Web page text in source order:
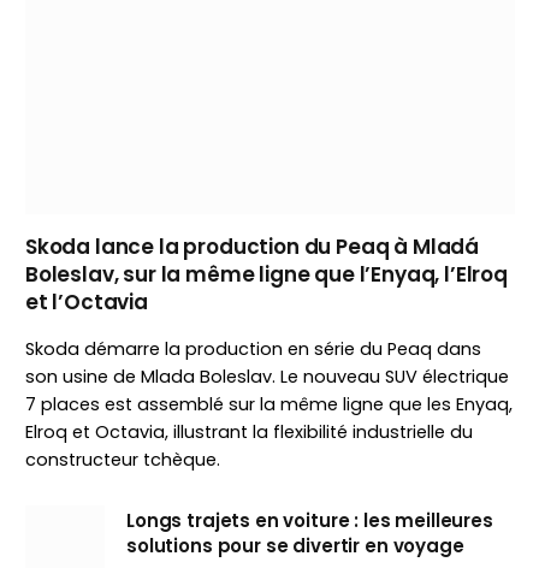
Skoda lance la production du Peaq à Mladá
Boleslav, sur la même ligne que l’Enyaq, l’Elroq
et l’Octavia
Skoda démarre la production en série du Peaq dans
son usine de Mlada Boleslav. Le nouveau SUV électrique
7 places est assemblé sur la même ligne que les Enyaq,
Elroq et Octavia, illustrant la flexibilité industrielle du
constructeur tchèque.
Longs trajets en voiture : les meilleures
solutions pour se divertir en voyage